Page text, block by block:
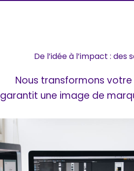
De l’idée à l’impact :
Nous transformons
garantit une image de